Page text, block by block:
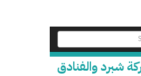
شبرد والفنادق